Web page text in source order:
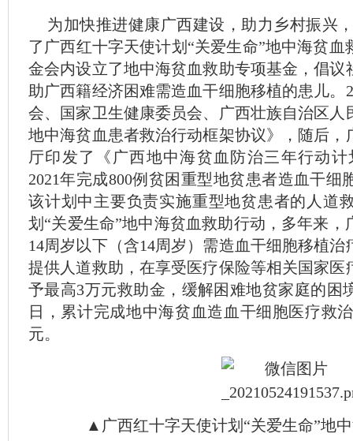
为加快推进健康广西建设，助力乡村振兴
了广西红十字天使计划“关爱生命”地中海贫
金会内设立了地中海贫血救助专项基金，倡
助广西籍经济困难需造血干细胞移植的患儿。
会、国家卫生健康委员会、广西壮族自治区
地中海贫血患者救治行动框架协议》，随后
厅印发了《广西地中海贫血防治三年行动计
2021年完成800例贫困重型地贫患者造血干细
该计划中主要负责实施重型地贫患者的人道
划“关爱生命”地中海贫血救助行动，多年来
14周岁以下（含14周岁）需造血干细胞移植
提供人道救助，在享受医疗保险等相关国家
予最高3万元救助金，缓解困难地贫家庭的困
日，累计完成地中海贫血造血干细胞医疗救
元。
▲广西红十字天使计划“关爱生命”地